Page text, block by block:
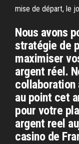
mise de départ, le
Nous avons
stratégie de
maximiser
argent réel.
collaboration
au point cet
pour votre
argent reel
casino de